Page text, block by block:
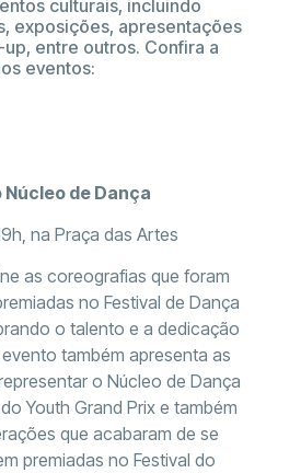
culturais, incluindo
exposições, apresentações
entre outros. Confira a
eventos:
Núcleo de Dança
na Praça das Artes
as coreografias que foram
no Festival de Dança
o talento e a dedicação
também apresenta as
o Núcleo de Dança
Youth Grand Prix e também
que acabaram de se
premiadas no Festival do